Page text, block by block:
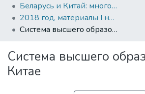
All of DSpace
Statistics
Беларусь и Китай: многовекторность сотрудничества
2018 год, материалы I научно-практического круглого стола по изучению китайского языка и культуры
Система высшего образования в Китае
Система высшего
Китае